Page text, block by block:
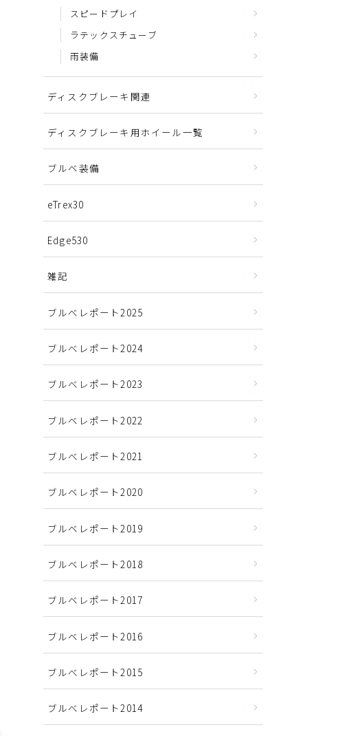
スピードプレイ
ラテックスチューブ
雨装備
ディスクブレーキ関連
ディスクブレーキ用ホイール一覧
ブルベ装備
eTrex30
Edge530
雑記
ブルべレポート2025
ブルべレポート2024
ブルべレポート2023
ブルベレポート2022
ブルべレポート2021
ブルベレポート2020
ブルベレポート2019
ブルベレポート2018
ブルベレポート2017
ブルベレポート2016
ブルべレポート2015
ブルべレポート2014